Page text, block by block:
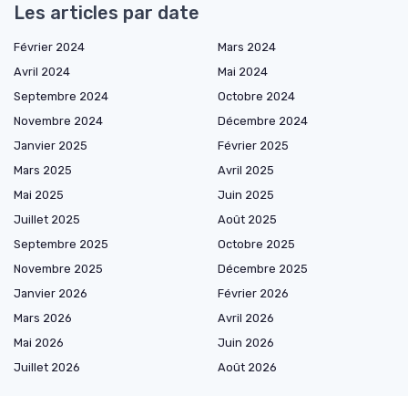
Les articles par date
Février 2024
Mars 2024
Avril 2024
Mai 2024
Septembre 2024
Octobre 2024
Novembre 2024
Décembre 2024
Janvier 2025
Février 2025
Mars 2025
Avril 2025
Mai 2025
Juin 2025
Juillet 2025
Août 2025
Septembre 2025
Octobre 2025
Novembre 2025
Décembre 2025
Janvier 2026
Février 2026
Mars 2026
Avril 2026
Mai 2026
Juin 2026
Juillet 2026
Août 2026